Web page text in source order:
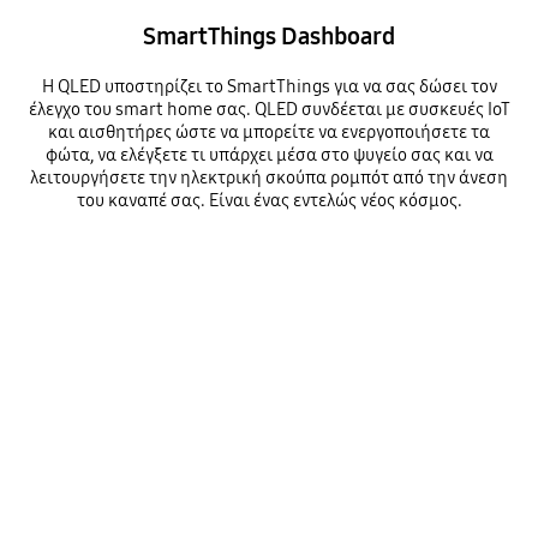
SmartThings Dashboard
Η QLED υποστηρίζει το SmartThings για να σας δώσει τον
έλεγχο του smart home σας. QLED συνδέεται με συσκευές IoT
και αισθητήρες ώστε να μπορείτε να ενεργοποιήσετε τα
φώτα, να ελέγξετε τι υπάρχει μέσα στο ψυγείο σας και να
λειτουργήσετε την ηλεκτρική σκούπα ρομπότ από την άνεση
του καναπέ σας. Είναι ένας εντελώς νέος κόσμος.